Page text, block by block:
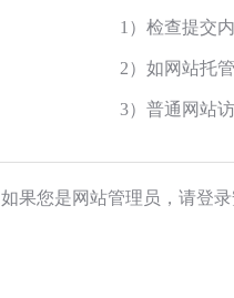
1）检查提交
2）如网站托
3）普通网站
如果您是网站管理员，请登